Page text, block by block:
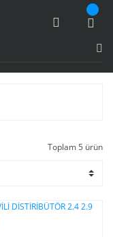
Toplam 5 ürün